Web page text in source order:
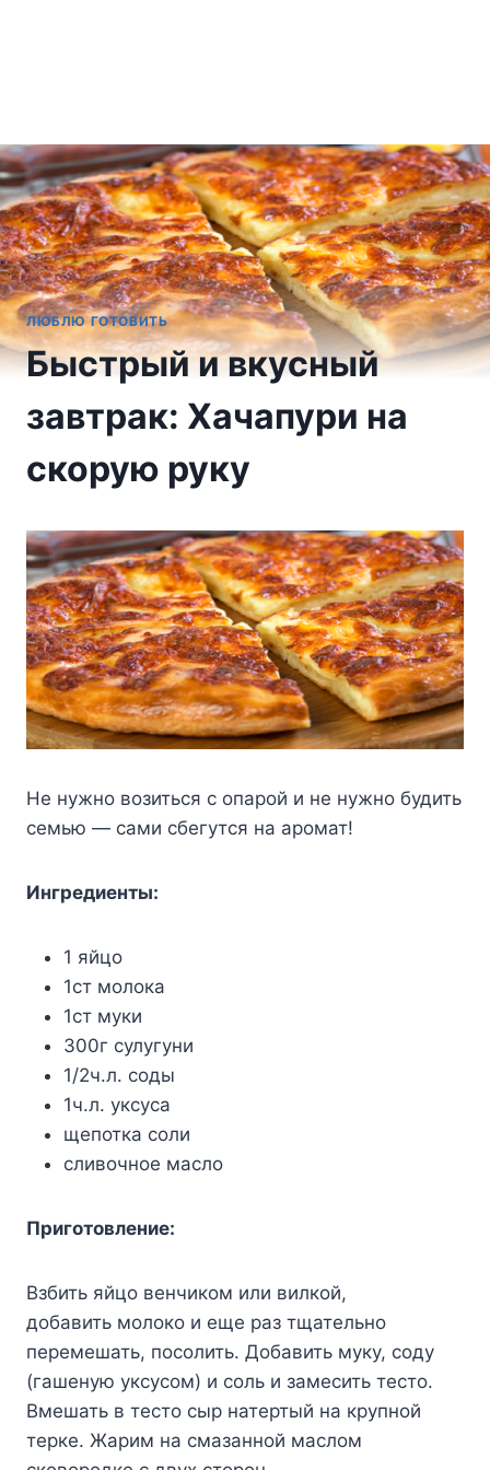
ЛЮБЛЮ ГОТОВИТЬ
Быстрый и вкусный
завтрак: Хачапури на
скорую руку
Не нужно возиться с опарой и не нужно будить
семью — сами сбегутся на аромат!
Ингредиенты:
1 яйцо
1ст молока
1ст муки
300г сулугуни
1/2ч.л. соды
1ч.л. уксуса
щепотка соли
сливочное масло
Приготовление:
Взбить яйцо венчиком или вилкой,
добавить молоко и еще раз тщательно
перемешать, посолить. Добавить муку, соду
(гашеную уксусом) и соль и замесить тесто.
Вмешать в тесто сыр натертый на крупной
терке. Жарим на смазанной маслом